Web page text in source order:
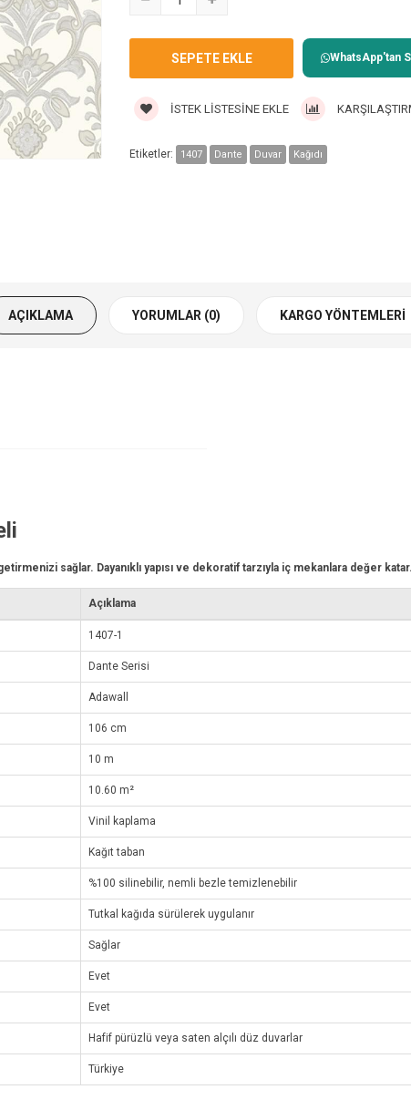
WhatsApp'tan
İSTEK LISTESINE EKLE
Etiketler: 1407 Dante Duvar Kağıdı
AÇIKLAMA YORUMLAR (0) KARGO YÖNTEMLERI
sağlar. Dayanıklı yapısı ve dekoratif tarzıyla iç mekanlara değer
Açıklama
1407-1
Dante Serisi
Adawall
106 cm
10 m
10.60 m²
Vinil kaplama
Kağıt taban
%100 silinebilir, nemli bezle temizlenebilir
Tutkal kağıda sürülerek uygulanır
Sağlar
Evet
Evet
Hafif pürüzlü veya saten alçılı düz duvarlar
Türkiye